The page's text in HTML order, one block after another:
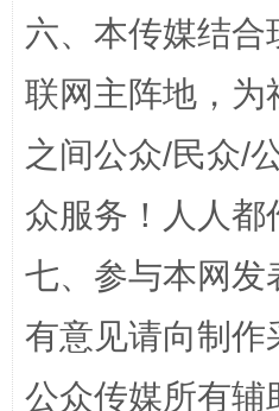
“蜀中异人”王建安的艺
六、本传媒结
联网主阵地，为
之间公众/民众/
众服务！人人都
七、参与本网发
有意见请向制作
公众传媒所有辅